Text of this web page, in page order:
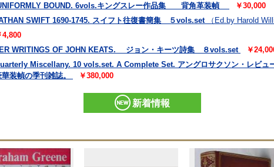
BOUND. 6vols.キングスレー作品集 背角革装幀
￥30,000
SWIFT 1690-1745. スイフト往復書簡集 ５vols.set
（Ed.by Harold
4,800
WRITINGS OF JOHN KEATS. ジョン・キーツ詩集 ８vols.set
￥
Miscellany. 10 vols.set. A Complete Set. アングロサクソン・レビュ
装幀の季刊雑誌。
￥380,000
新着情報